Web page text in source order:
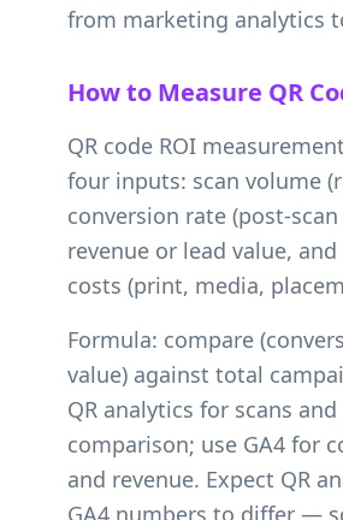
from marketing analytics
How to Measure QR
QR code ROI
four inputs: scan volume
conversion rate (post-
revenue or lead value,
costs (print, media,
Formula: compare
value) against total
QR analytics for scans
comparison; use GA4 for
and revenue. Expect QR
GA4 numbers to differ —